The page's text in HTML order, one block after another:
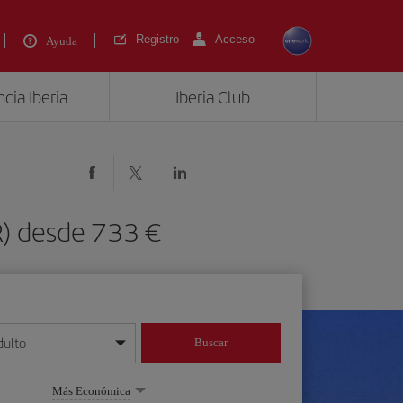
Ayuda Registro Acceso
Iberia Iberia Club
desde 733 €
mes/año
Buscar
Más Económica